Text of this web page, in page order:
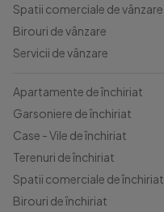
Spatii comerciale de vânzare
Birouri de vânzare
Servicii de vânzare
Apartamente de închiriat
Garsoniere de închiriat
Case - Vile de închiriat
Terenuri de închiriat
Spatii comerciale de închiriat
Birouri de închiriat